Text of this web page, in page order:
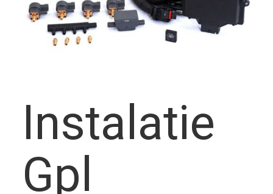
Instalatie
Gpl